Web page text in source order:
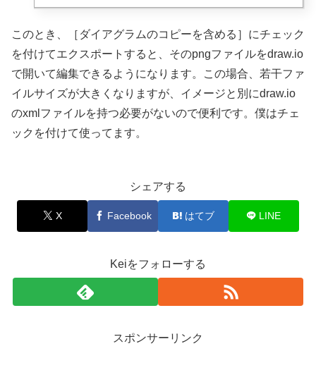
このとき、［ダイアグラムのコピーを含める］にチェック
を付けてエクスポートすると、そのpngファイルをdraw.io
で開いて編集できるようになります。この場合、若干ファ
イルサイズが大きくなりますが、イメージと別にdraw.io
のxmlファイルを持つ必要がないので便利です。僕はチェ
ックを付けて使ってます。
シェアする
X Facebook はてブ LINE
Keiをフォローする
スポンサーリンク